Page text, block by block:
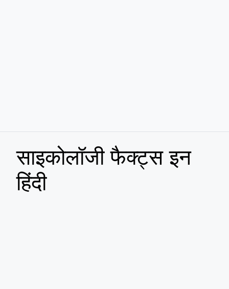
साइकोलॉजी फैक्ट्स इन
हिंदी